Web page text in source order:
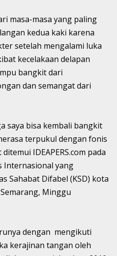
masa-masa yang paling
kedua kaki karena
setelah mengalami luka
kecelakaan delapan
bangkit dari
dan semangat dari
saya bisa kembali bangkit
terpukul dengan fonis
IDEAPERS.com pada
Internasional yang
Sahabat Difabel (KSD) kota
Minggu
dengan mengikuti
kerajinan tangan oleh